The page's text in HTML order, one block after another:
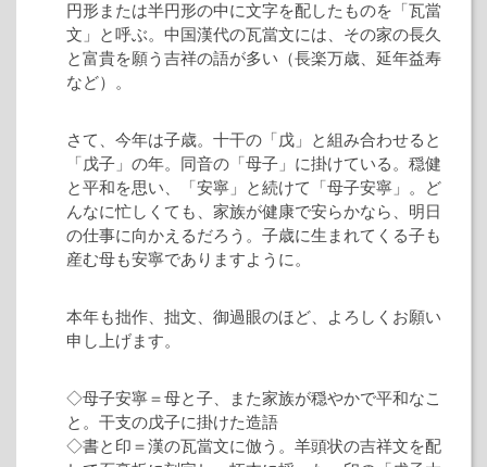
円形または半円形の中に文字を配したものを「瓦當
文」と呼ぶ。中国漢代の瓦當文には、その家の長久
と富貴を願う吉祥の語が多い（長楽万歳、延年益寿
など）。
さて、今年は子歳。十干の「戊」と組み合わせると
「戊子」の年。同音の「母子」に掛けている。穏健
と平和を思い、「安寧」と続けて「母子安寧」。ど
んなに忙しくても、家族が健康で安らかなら、明日
の仕事に向かえるだろう。子歳に生まれてくる子も
産む母も安寧でありますように。
本年も拙作、拙文、御過眼のほど、よろしくお願い
申し上げます。
◇母子安寧＝母と子、また家族が穏やかで平和なこ
と。干支の戊子に掛けた造語
◇書と印＝漢の瓦當文に倣う。羊頭状の吉祥文を配